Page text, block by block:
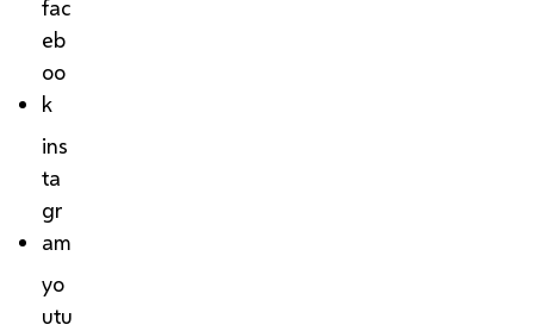
fac
eb
oo
k
ins
ta
gr
am
yo
utu